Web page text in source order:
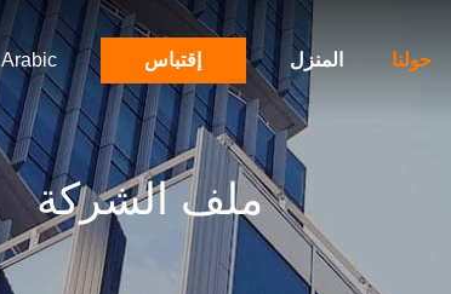
المنزل حولنا إقتباس Arabic
ملف الشركة